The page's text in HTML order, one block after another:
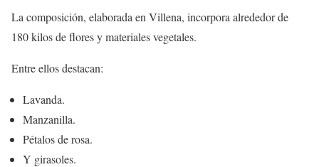
La composición, elaborada en Villena, incorpora alrededor de
180 kilos de flores y materiales vegetales.
Entre ellos destacan:
Lavanda.
Manzanilla.
Pétalos de rosa.
Y girasoles.